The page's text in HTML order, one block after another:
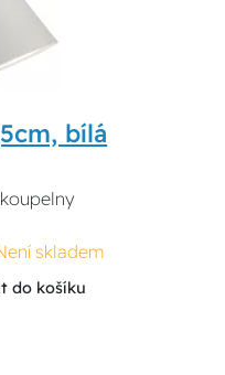
bílá
skladem
do košíku